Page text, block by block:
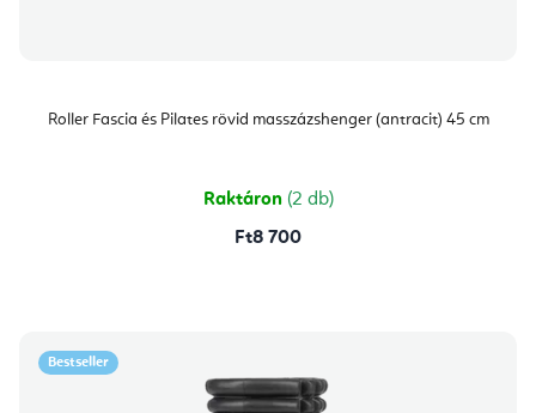
Roller Fascia és Pilates rövid masszázshenger (antracit) 45 cm
Raktáron (2 db)
Ft8 700
Bestseller